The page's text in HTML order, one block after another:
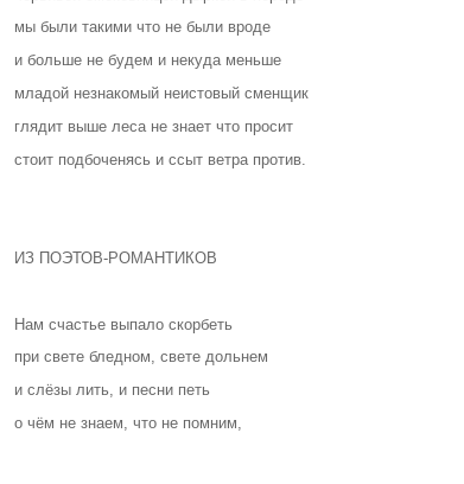
мы были такими что не были вроде
и больше не будем и некуда меньше
младой незнакомый неистовый сменщик
глядит выше леса не знает что просит
стоит подбоченясь и ссыт ветра против.
ИЗ ПОЭТОВ-РОМАНТИКОВ
Нам счастье выпало скорбеть
при свете бледном, свете дольнем
и слёзы лить, и песни петь
о чём не знаем, что не помним,